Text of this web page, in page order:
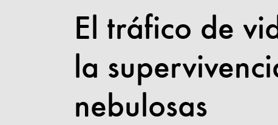
El tráfico de
la
nebulosas